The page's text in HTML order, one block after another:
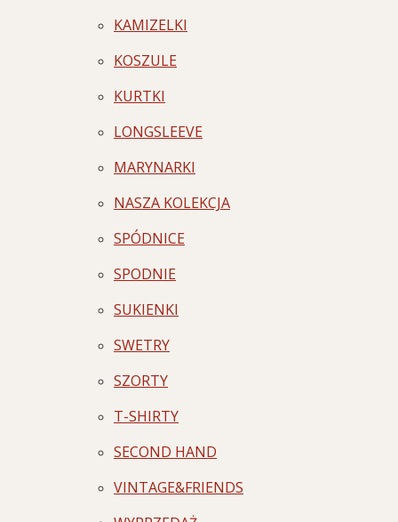
KAMIZELKI
KOSZULE
KURTKI
LONGSLEEVE
MARYNARKI
NASZA KOLEKCJA
SPÓDNICE
SPODNIE
SUKIENKI
SWETRY
SZORTY
T-SHIRTY
SECOND HAND
VINTAGE&FRIENDS